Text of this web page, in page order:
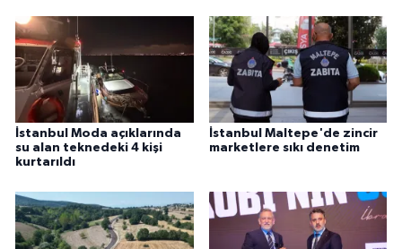
İstanbul Moda açıklarında
su alan teknedeki 4 kişi
kurtarıldı
İstanbul Maltepe'de zincir
marketlere sıkı denetim